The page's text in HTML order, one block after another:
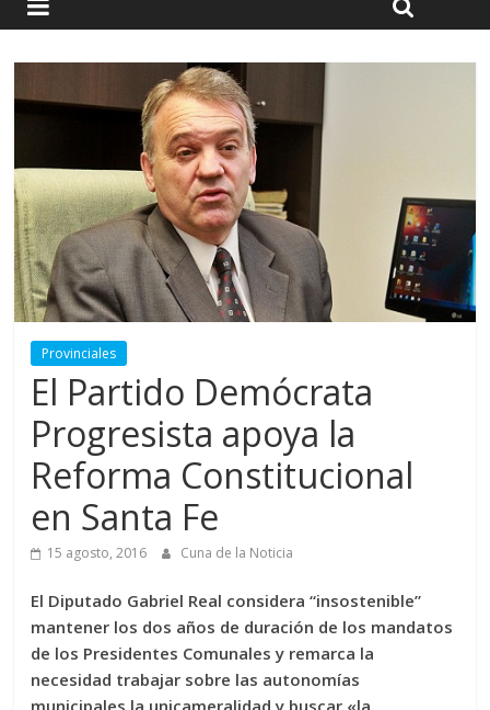
Provinciales
El Partido Demócrata
Progresista apoya la
Reforma Constitucional
en Santa Fe
15 agosto, 2016 Cuna de la Noticia
El Diputado Gabriel Real considera “insostenible”
mantener los dos años de duración de los mandatos
de los Presidentes Comunales y remarca la
necesidad trabajar sobre las autonomías
municipales,la unicameralidad y buscar «la